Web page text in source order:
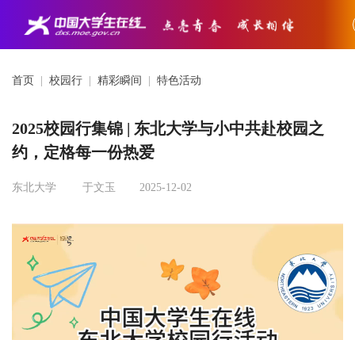
首页 校园行 精彩瞬间 特色活动
2025校园行集锦 | 东北大学与小中共赴校园之
约，定格每一份热爱
东北大学 于文玉 2025-12-02